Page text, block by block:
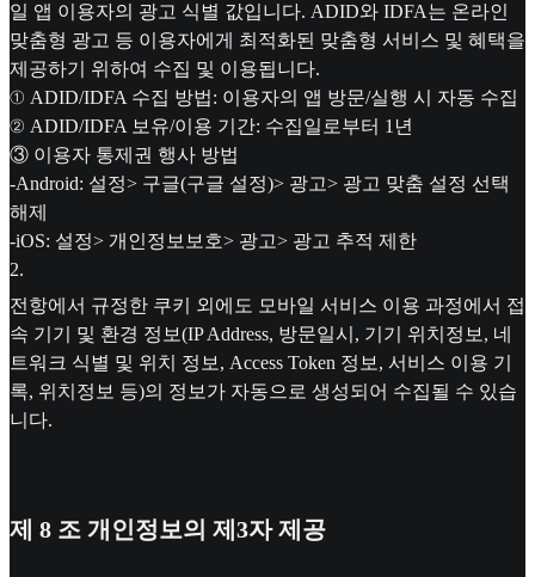
일 앱 이용자의 광고 식별 값입니다. ADID와 IDFA는 온라인
맞춤형 광고 등 이용자에게 최적화된 맞춤형 서비스 및 혜택을
제공하기 위하여 수집 및 이용됩니다.
① ADID/IDFA 수집 방법: 이용자의 앱 방문/실행 시 자동 수집
② ADID/IDFA 보유/이용 기간: 수집일로부터 1년
③ 이용자 통제권 행사 방법
-Android: 설정> 구글(구글 설정)> 광고> 광고 맞춤 설정 선택
해제
-iOS: 설정> 개인정보보호> 광고> 광고 추적 제한
2.
전항에서 규정한 쿠키 외에도 모바일 서비스 이용 과정에서 접
속 기기 및 환경 정보(IP Address, 방문일시, 기기 위치정보, 네
트워크 식별 및 위치 정보, Access Token 정보, 서비스 이용 기
록, 위치정보 등)의 정보가 자동으로 생성되어 수집될 수 있습
니다.
제 8 조 개인정보의 제3자 제공